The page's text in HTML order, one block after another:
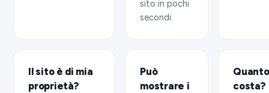
sito in pochi
secondi.
Il sito è di mia
proprietà?
Può
mostrare i
Quanto
costa?